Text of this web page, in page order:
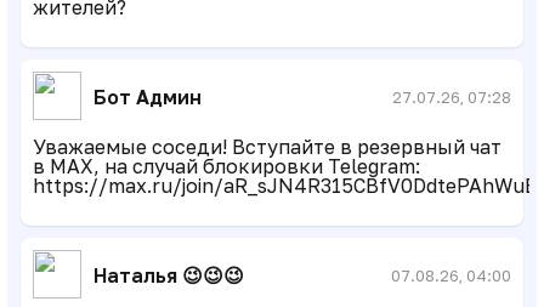
Наталья 😉😉😉 07.08.26, 04:00
Бот Админ 27.07.26, 07:28
Уважаемые соседи! Вступайте в резервный чат
в MAX, на случай блокировки Telegram:
https://max.ru/join/
жителей?